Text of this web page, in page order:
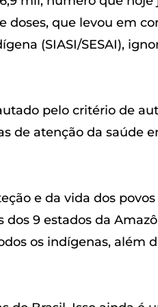
que levou em
(SIASI/SESAI),
pelo critério de
de atenção da saúde
e da vida dos
9 estados da
os indígenas, além